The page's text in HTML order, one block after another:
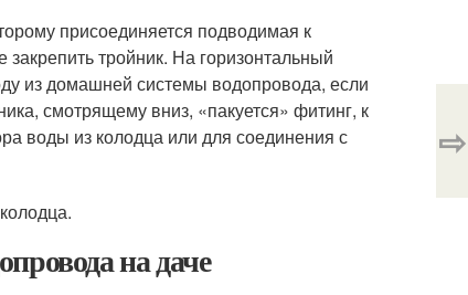
присоединяется подводимая к
тройник. На горизонтальный
из домашней системы водопровода, если
смотрящему вниз, «пакуется» фитинг, к
воды из колодца или для соединения с
на даче
⇨